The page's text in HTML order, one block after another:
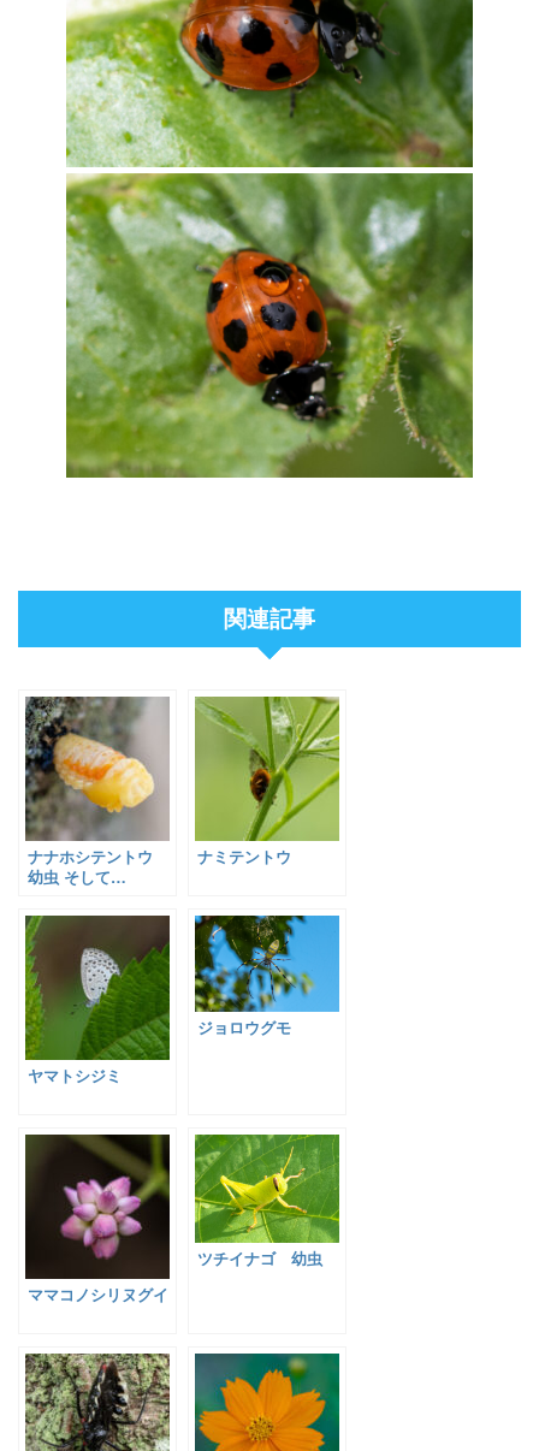
関連記事
ナナホシテントウ
幼虫 そして…
ナミテントウ
ヤマトシジミ
ジョロウグモ
ママコノシリヌグイ
ツチイナゴ 幼虫